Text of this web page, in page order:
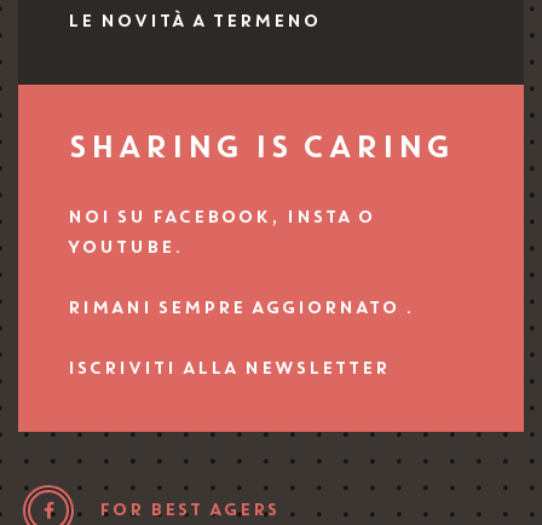
LE NOVITÀ A TERMENO
SHARING IS CARING
NOI SU FACEBOOK, INSTA O
YOUTUBE.
RIMANI SEMPRE AGGIORNATO .
ISCRIVITI ALLA NEWSLETTER
FOR BEST AGERS